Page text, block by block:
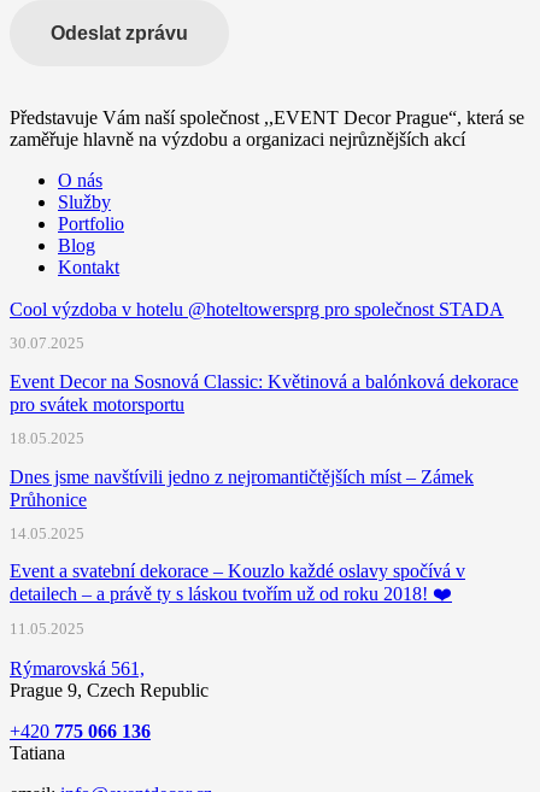
Odeslat zprávu
Představuje Vám naší společnost ,,EVENT Decor Prague“, která se
zaměřuje hlavně na výzdobu a organizaci nejrůznějších akcí
O nás
Služby
Portfolio
Blog
Kontakt
Cool výzdoba v hotelu @hoteltowersprg pro společnost STADA
30.07.2025
Event Decor na Sosnová Classic: Květinová a balónková dekorace
pro svátek motorsportu
18.05.2025
Dnes jsme navštívili jedno z nejromantičtějších míst – Zámek
Průhonice
14.05.2025
Event a svatební dekorace – Kouzlo každé oslavy spočívá v
detailech – a právě ty s láskou tvořím už od roku 2018! ❤️
11.05.2025
Rýmarovská 561,
Prague 9, Czech Republic
+420 775 066 136
Tatiana